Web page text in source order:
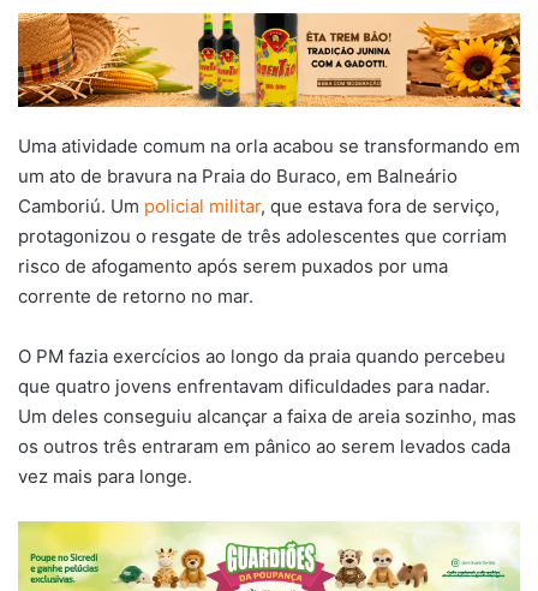
Uma atividade comum na orla acabou se transformando em
um ato de bravura na Praia do Buraco, em Balneário
Camboriú. Um policial militar, que estava fora de serviço,
protagonizou o resgate de três adolescentes que corriam
risco de afogamento após serem puxados por uma
corrente de retorno no mar.
O PM fazia exercícios ao longo da praia quando percebeu
que quatro jovens enfrentavam dificuldades para nadar.
Um deles conseguiu alcançar a faixa de areia sozinho, mas
os outros três entraram em pânico ao serem levados cada
vez mais para longe.